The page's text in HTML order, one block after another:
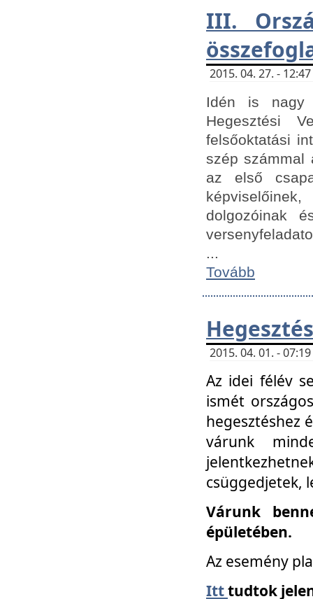
III.
2015. 04. 27. -
Idén is nagy
Hegesztési
felsőoktatási
szép számmal
az első
dolgozóinak
...
Tovább
2015. 04. 01. -
Az idei félév
ismét
hegesztéshez
várunk
csüggedjetek,
Várunk
épületében.
Az esemény
Itttudtok